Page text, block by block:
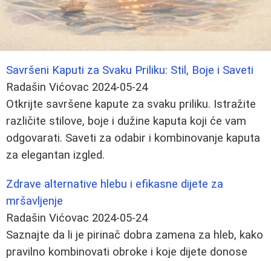
Savršeni Kaputi za Svaku Priliku: Stil, Boje i Saveti
Radašin Vićovac 2024-05-24
Otkrijte savršene kapute za svaku priliku. Istražite
različite stilove, boje i dužine kaputa koji će vam
odgovarati. Saveti za odabir i kombinovanje kaputa
za elegantan izgled.
Zdrave alternative hlebu i efikasne dijete za
mršavljenje
Radašin Vićovac 2024-05-24
Saznajte da li je pirinač dobra zamena za hleb, kako
pravilno kombinovati obroke i koje dijete donose